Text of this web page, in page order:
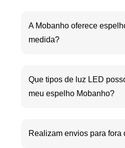
A Mobanho oferece
medida?
Que tipos de luz LED
meu espelho Mobanho?
Realizam envios para fora